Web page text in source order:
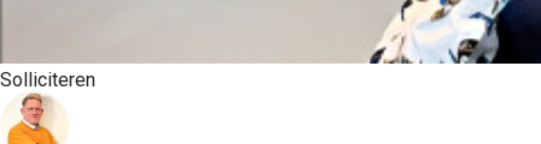
Solliciteren